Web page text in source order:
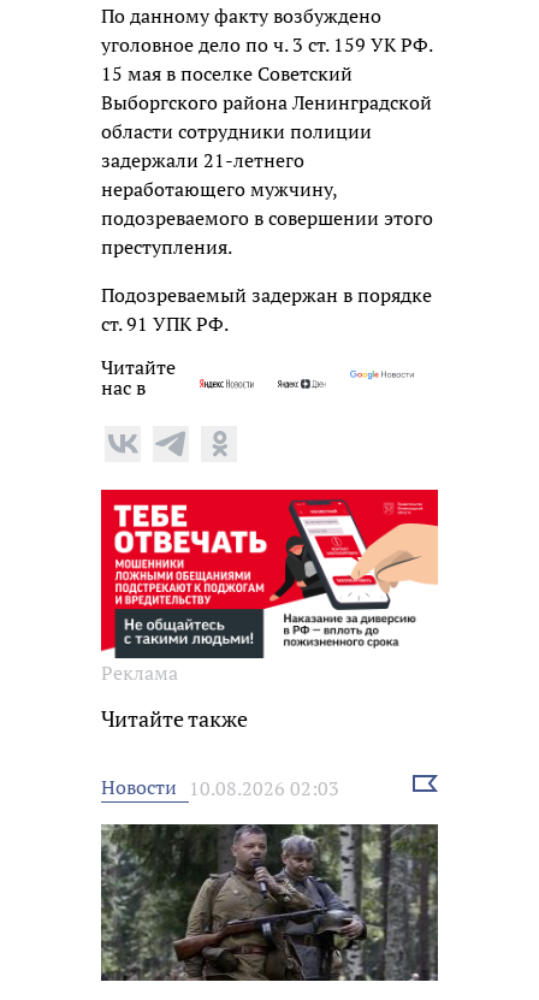
По данному факту возбуждено
уголовное дело по ч. 3 ст. 159 УК РФ.
15 мая в поселке Советский
Выборгского района Ленинградской
области сотрудники полиции
задержали 21-летнего
неработающего мужчину,
подозреваемого в совершении этого
преступления.
Подозреваемый задержан в порядке
ст. 91 УПК РФ.
Читайте
нас в
Реклама
Читайте также
Новости 10.08.2026 02:03
Выбрать